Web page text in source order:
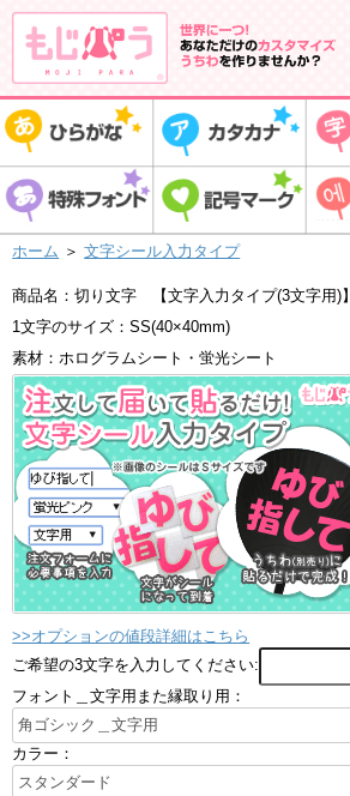
ホーム ＞ 文字シール入力タイプ
商品名：切り文字 【文字入力タイプ(3文字用)】
1文字のサイズ：SS(40×40mm)
素材：ホログラムシート・蛍光シート
>>オプションの値段詳細はこちら
ご希望の3文字を入力してください:
フォント＿文字用また縁取り用：
カラー：